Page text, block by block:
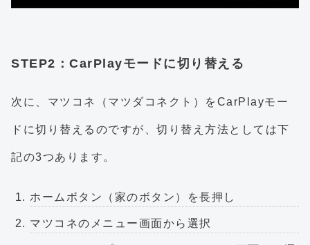
STEP2：CarPlayモードに切り替える
次に、マツコネ（マツダコネクト）をCarPlayモー
ドに切り替えるのですが、切り替え方法としては下
記の3つあります。
ホームボタン（家のボタン）を長押し
マツコネのメニュー画面から選択